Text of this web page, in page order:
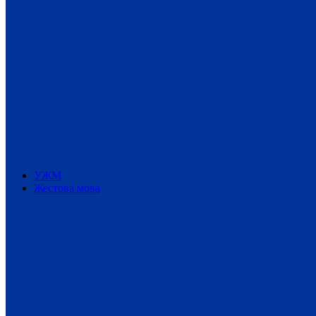
УЖМ
Жестова мова